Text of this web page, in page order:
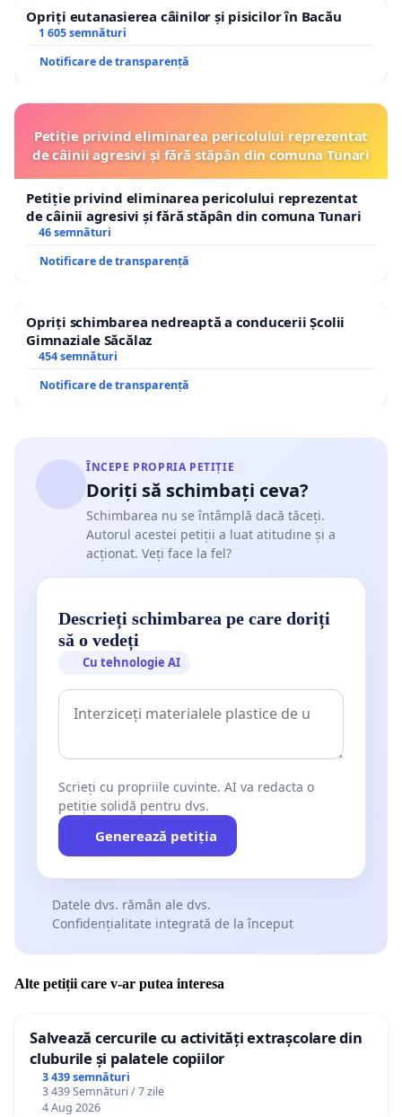
10. Nona Șerbănescu, Asociația pentru Promovarea
Artelor Contemporane, ARTHUB Bucharest
11. Ozana Nicolau, Asociatia Culturala Art Revolution
12. Doru Taloș, Asociația Reactor de creație și
13. Oana Mardare, Asociația Reactor de creație și
experiment
14. Cosmin Manolescu, Fundatia Gabriela Tudor
cosmin@gabrielatudor.ro
15. Miruna Runcan, critic de teatru
17. Sabina Ulubeanu, compozitoare, InnerSound New
Arts Festival
19. Laurențiu Constantin, manager cultural, membru în
Consiliul AFCN
Opriți eutanasierea câinilor și pisicilor în Bacău
1 605 semnături
Notificare de transparență
Petiție privind eliminarea pericolului reprezentat
de câinii agresivi și fără stăpân din comuna Tunari
Petiție privind eliminarea pericolului reprezentat
de câinii agresivi și fără stăpân din comuna Tunari
46 semnături
Notificare de transparență
Opriți schimbarea nedreaptă a conducerii Școlii
Gimnaziale Săcălaz
454 semnături
Notificare de transparență
ÎNCEPE PROPRIA PETIȚIE
Doriți să schimbați ceva?
Schimbarea nu se întâmplă dacă tăceți.
Autorul acestei petiții a luat atitudine și a
acționat. Veți face la fel?
Descrieți schimbarea pe care doriți
să o vedeți
Cu tehnologie AI
Scrieți cu propriile cuvinte. AI va redacta o
petiție solidă pentru dvs.
Generează petiția
Datele dvs. rămân ale dvs.
Confidențialitate integrată de la început
Alte petiții care v-ar putea interesa
Salvează cercurile cu activități extrașcolare din
cluburile și palatele copiilor
3 439 semnături
3 439 Semnături / 7 zile
4 Aug 2026